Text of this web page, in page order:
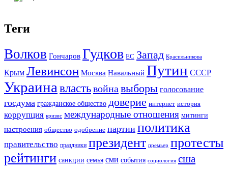
Теги
Волков Гончаров Гудков ЕС Запад Красильникова
Крым Левинсон Москва Навальный Путин СССР
Украина властьвойна выборы голосование
госдума гражданское общество доверие интернет история
коррупция кризис международные отношения митинги
настроения общество одобрение партии политика
правительство праздники президент премьер протесты
рейтинги санкции семья сми события социология сша